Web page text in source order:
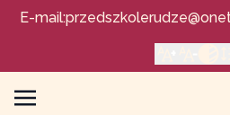
E-mail: